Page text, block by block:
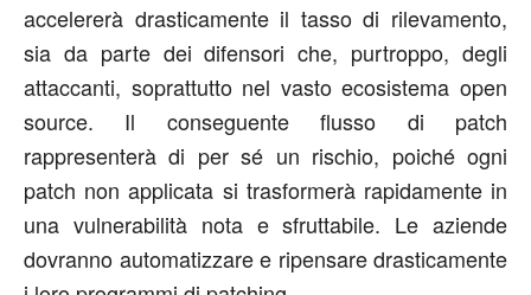
accelererà drasticamente il tasso di rilevamento,
sia da parte dei difensori che, purtroppo, degli
attaccanti, soprattutto nel vasto ecosistema open
source. Il conseguente flusso di patch
rappresenterà di per sé un rischio, poiché ogni
patch non applicata si trasformerà rapidamente in
una vulnerabilità nota e sfruttabile. Le aziende
dovranno automatizzare e ripensare drasticamente